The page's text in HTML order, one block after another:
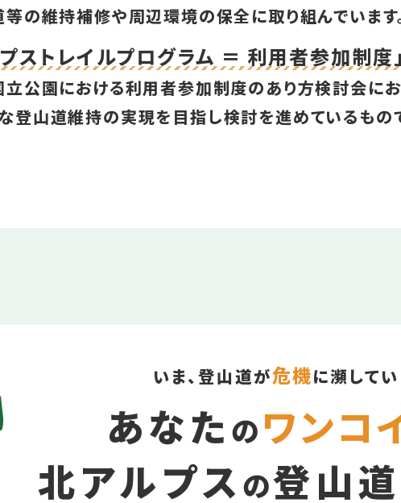
の維持補修や周辺環境の保全に取り組んでいます
ストレイルプログラム ＝ 利用者参加制度」
公園における利用者参加制度のあり方検討会にお
登山道維持の実現を目指し検討を進めているもので
いま、登山道が危機に瀕して
あなた のワンコ
北アルプス の登山道